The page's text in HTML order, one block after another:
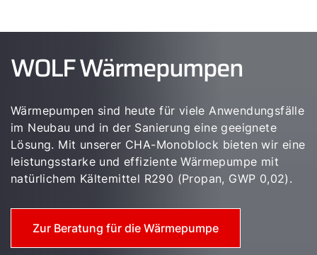
WOLF Wärmepumpen
Wärmepumpen sind heute für viele Anwendungsfälle
im Neubau und in der Sanierung eine geeignete
Lösung. Mit unserer CHA-Monoblock bieten wir eine
leistungsstarke und effiziente Wärmepumpe mit
natürlichem Kältemittel R290 (Propan, GWP 0,02).
Zur Beratung für die Wärmepumpe